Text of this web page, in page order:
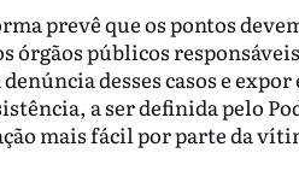
prevê que os pontos
órgãos públicos
desses casos e
a ser definida pelo
mais fácil por parte da